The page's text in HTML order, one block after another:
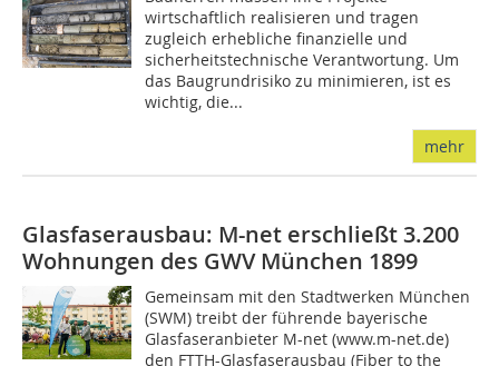
wirtschaftlich realisieren und tragen
zugleich erhebliche finanzielle und
sicherheitstechnische Verantwortung. Um
das Baugrundrisiko zu minimieren, ist es
wichtig, die...
mehr
Glasfaserausbau: M-net erschließt 3.200
Wohnungen des GWV München 1899
Gemeinsam mit den Stadtwerken München
(SWM) treibt der führende bayerische
Glasfaseranbieter M-net (www.m-net.de)
den FTTH-Glasfaserausbau (Fiber to the